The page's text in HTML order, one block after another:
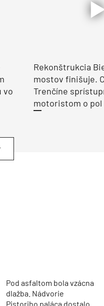
vo
Rekonštrukcia
mostov finišuje.
Trenčíne
motoristom o pol
Pod asfaltom bola vzácna
dlažba. Nádvorie
Pistoriho paláca dostalo